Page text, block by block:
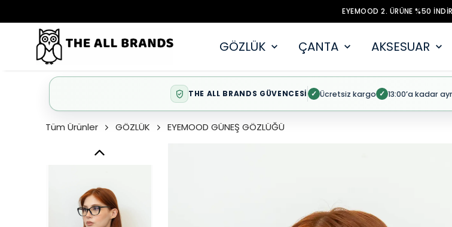
EYEMOOD 2. ÜRÜNE %50
GÖZLÜK ÇANTA AKSESUAR
THE ALL BRANDS GÜVENCESİ ✓ Ücretsiz kargo ✓ 13:00’a kadar
Tüm Ürünler GÖZLÜK EYEMOOD GÜNEŞ GÖZLÜĞÜ